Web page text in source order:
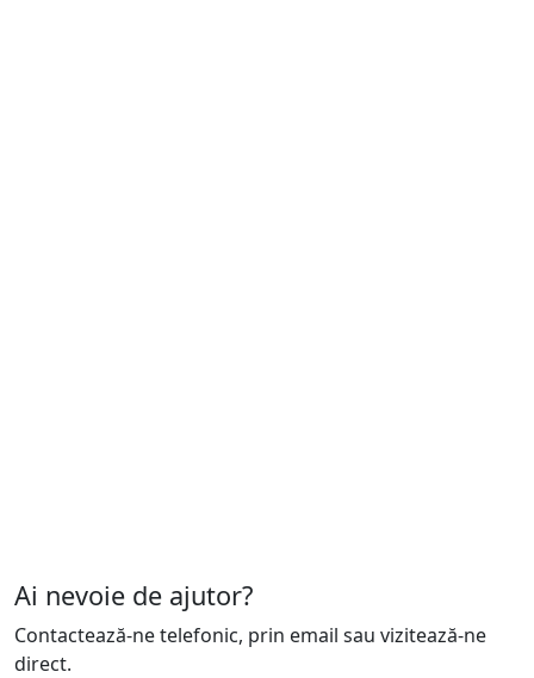
Ai nevoie de ajutor?
Contactează-ne telefonic, prin email sau vizitează-ne
direct.